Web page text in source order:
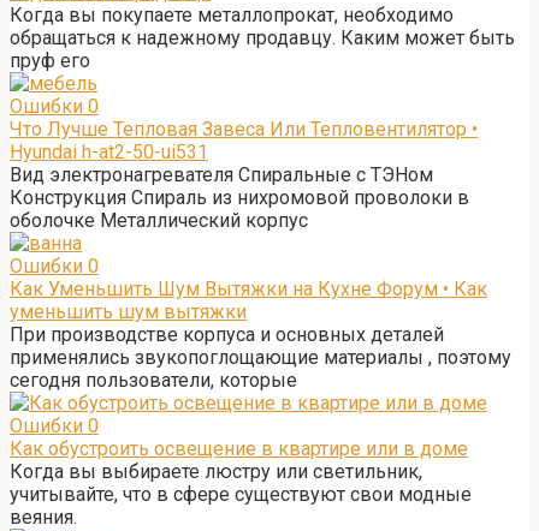
Когда вы покупаете металлопрокат, необходимо
обращаться к надежному продавцу. Каким может быть
пруф его
Ошибки 0
Что Лучше Тепловая Завеса Или Тепловентилятор •
Hyundai h-at2-50-ui531
Вид электронагревателя Спиральные с ТЭНом
Конструкция Спираль из нихромовой проволоки в
оболочке Металлический корпус
Ошибки 0
Как Уменьшить Шум Вытяжки на Кухне Форум • Как
уменьшить шум вытяжки
При производстве корпуса и основных деталей
применялись звукопоглощающие материалы , поэтому
сегодня пользователи, которые
Ошибки 0
Как обустроить освещение в квартире или в доме
Когда вы выбираете люстру или светильник,
учитывайте, что в сфере существуют свои модные
веяния.